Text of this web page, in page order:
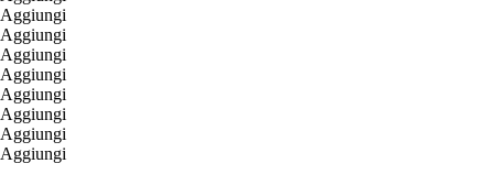
Aggiungi
Aggiungi
Aggiungi
Aggiungi
Aggiungi
Aggiungi
Aggiungi
Aggiungi